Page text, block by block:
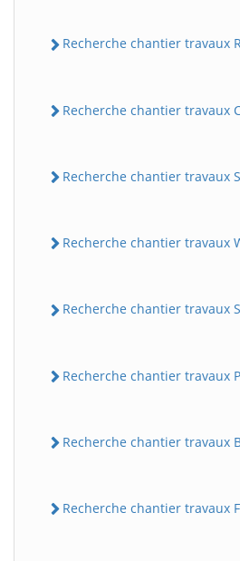
Recherche chantier travaux
Recherche chantier travaux
Recherche chantier travaux
Recherche chantier travaux
Recherche chantier travaux
Recherche chantier travaux
Recherche chantier travaux
Recherche chantier travaux